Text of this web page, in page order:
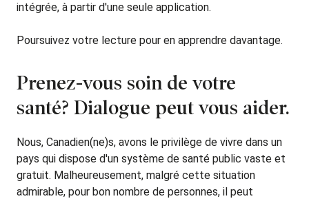
intégrée, à partir d'une seule application.
Poursuivez votre lecture pour en apprendre davantage.
Prenez-vous soin de votre
santé? Dialogue peut vous aider.
Nous, Canadien(ne)s, avons le privilège de vivre dans un
pays qui dispose d'un système de santé public vaste et
gratuit. Malheureusement, malgré cette situation
admirable, pour bon nombre de personnes, il peut